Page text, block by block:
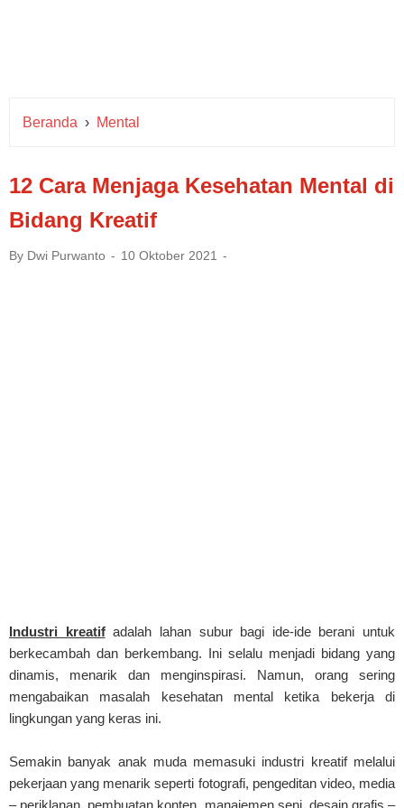
Beranda › Mental
12 Cara Menjaga Kesehatan Mental di
Bidang Kreatif
By Dwi Purwanto 10 Oktober 2021
Industri kreatifadalah lahan subur bagi ide-ide berani untuk
berkecambah dan berkembang. Ini selalu menjadi bidang yang
dinamis, menarik dan menginspirasi. Namun, orang sering
mengabaikan masalah kesehatan mental ketika bekerja di
lingkungan yang keras ini.
Semakin banyak anak muda memasuki industri kreatif melalui
pekerjaan yang menarik seperti fotografi, pengeditan video, media